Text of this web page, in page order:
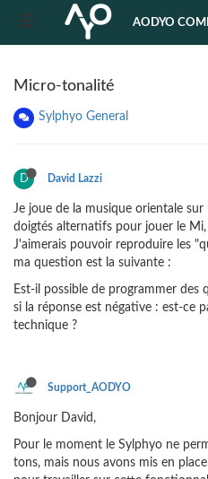
AODYO
Micro-tonalité
Sylphyo General
D David Lazzi
Je joue de la musique orientale
doigtés alternatifs pour jouer le
J'aimerais pouvoir reproduire les
ma question est la suivante :
Est-il possible de programmer des
si la réponse est négative : est-ce
technique ?
Support_AODYO
Bonjour David,
Pour le moment le Sylphyo ne
tons, mais nous avons mis en